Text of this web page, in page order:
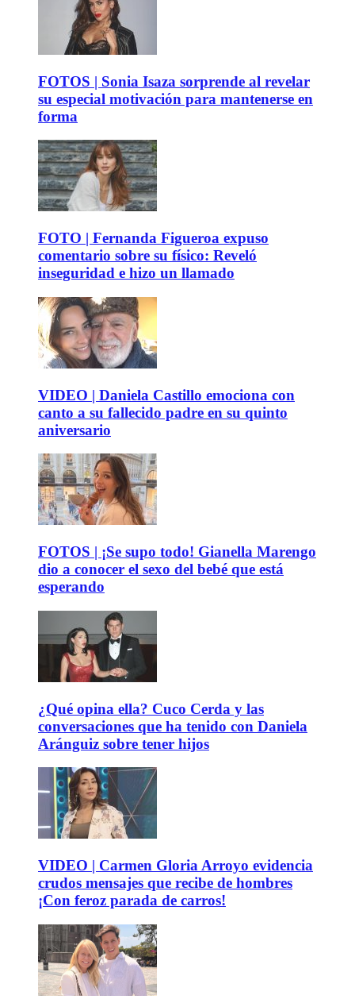
FOTOS | Sonia Isaza sorprende al revelar
su especial motivación para mantenerse en
forma
FOTO | Fernanda Figueroa expuso
comentario sobre su físico: Reveló
inseguridad e hizo un llamado
VIDEO | Daniela Castillo emociona con
canto a su fallecido padre en su quinto
aniversario
FOTOS | ¡Se supo todo! Gianella Marengo
dio a conocer el sexo del bebé que está
esperando
¿Qué opina ella? Cuco Cerda y las
conversaciones que ha tenido con Daniela
Aránguiz sobre tener hijos
VIDEO | Carmen Gloria Arroyo evidencia
crudos mensajes que recibe de hombres
¡Con feroz parada de carros!